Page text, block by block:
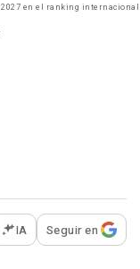
2027 en el ranking internacional
opciones para
IA Seguir en